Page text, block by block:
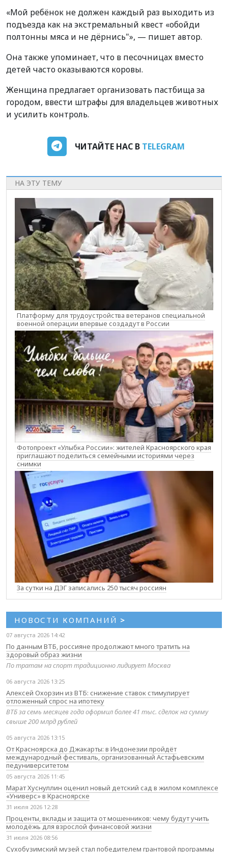
«Мой ребёнок не должен каждый раз выходить из
подъезда как на экстремальный квест «обойди
полтонны мяса и не дёрнись"», — пишет автор.
Она также упоминает, что в песочницах вместо
детей часто оказываются коровы.
Женщина предлагает организовать пастбища за
городом, ввести штрафы для владельцев животных
и усилить контроль.
ЧИТАЙТЕ НАС В TELEGRAM
НА ЭТУ ТЕМУ
Платформу для трудоустройства ветеранов специальной
военной операции впервые создадут в России
Фотопроект «Улыбка России»: жителей Красноярского края
приглашают поделиться семейными историями через
снимки
За сутки на ДЭГ записались 250 тысяч россиян
НОВОСТИ КОМПАНИЙ >
07 августа 2026 14:42
По данным ВТБ, россияне продолжают много тратить на
здоровый образ жизни
По тратам на спорт традиционно лидирует Москва
06 августа 2026 13:25
Алексей Охорзин из ВТБ: снижение ставок стимулирует
отложенный спрос на ипотеку
ВТБ за семь месяцев года оформил более 41 тыс. сделок на сумму
свыше 200 млрд рублей
05 августа 2026 13:15
От Красноярска до Джакарты: в Индонезии пройдёт
международный фестиваль, организованный Астафьевским
педуниверситетом
05 августа 2026 11:45
Марат Хуснуллин оценил новый детский сад в жилом комплексе
«Универс» в Красноярске
31 июля 2026 12:28
Проценты, вклады и защита от мошенников: чему будут учить
молодёжь для взрослой финансовой жизни
31 июля 2026 08:56
Сухобузимский музей стал победителем грантовой программы